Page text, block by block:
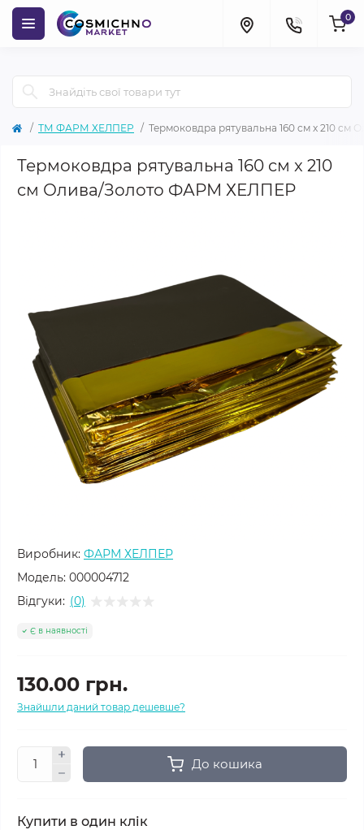
0
ТМ ФАРМ ХЕЛПЕР Термоковдра рятувальна 160 cм x 210
Термоковдра рятувальна 160 cм x 210
cм Олива/Золото ФАРМ ХЕЛПЕР
Виробник: ФАРМ ХЕЛПЕР
Модель: 000004712
Відгуки: (0)
Є в наявності
130.00 грн.
Знайшли даний товар дешевше?
До кошика
Купити в один клік